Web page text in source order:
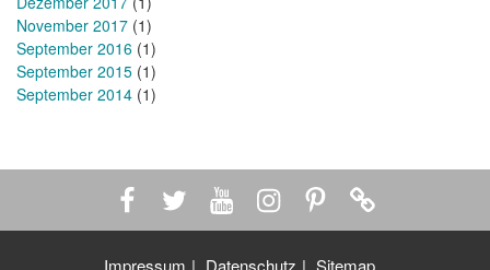
November 2017 (1)
September 2016 (1)
September 2015 (1)
September 2014 (1)